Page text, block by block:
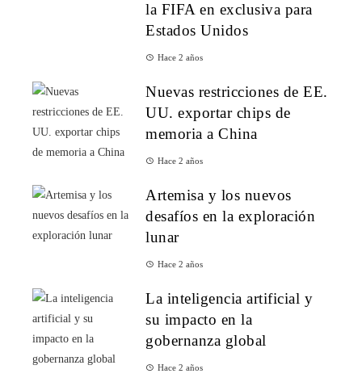
la FIFA en exclusiva para
Estados Unidos
Hace 2 años
Nuevas restricciones de EE.
UU. exportar chips de
memoria a China
Hace 2 años
Artemisa y los nuevos
desafíos en la exploración
lunar
Hace 2 años
La inteligencia artificial y
su impacto en la
gobernanza global
Hace 2 años